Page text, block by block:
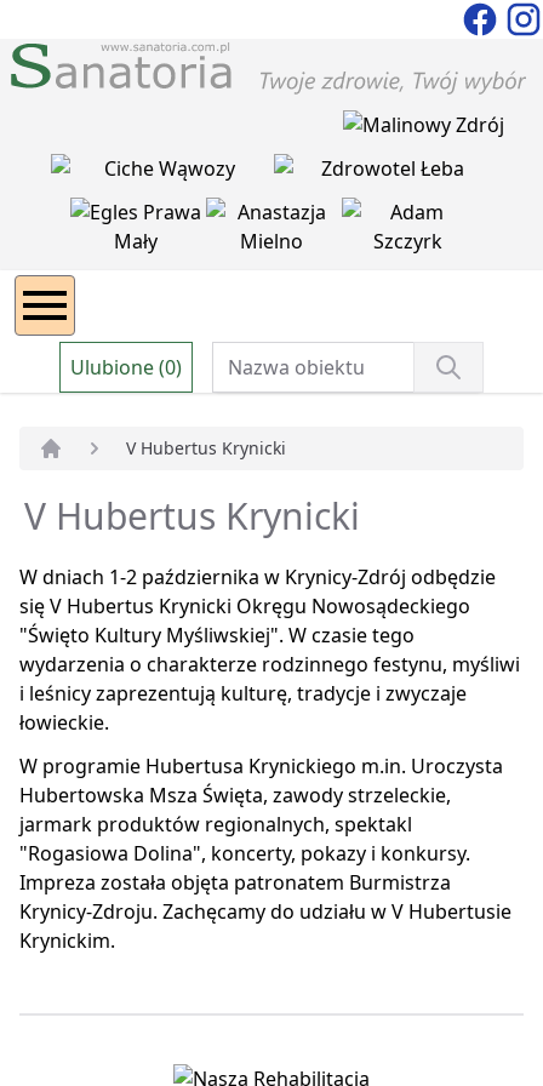
Ulubione (0)
V Hubertus Krynicki
V Hubertus Krynicki
W dniach 1-2 października w Krynicy-Zdrój odbędzie
się V Hubertus Krynicki Okręgu Nowosądeckiego
"Święto Kultury Myśliwskiej". W czasie tego
wydarzenia o charakterze rodzinnego festynu, myśliwi
i leśnicy zaprezentują kulturę, tradycje i zwyczaje
łowieckie.
W programie Hubertusa Krynickiego m.in. Uroczysta
Hubertowska Msza Święta, zawody strzeleckie,
jarmark produktów regionalnych, spektakl
"Rogasiowa Dolina", koncerty, pokazy i konkursy.
Impreza została objęta patronatem Burmistrza
Krynicy-Zdroju. Zachęcamy do udziału w V Hubertusie
Krynickim.